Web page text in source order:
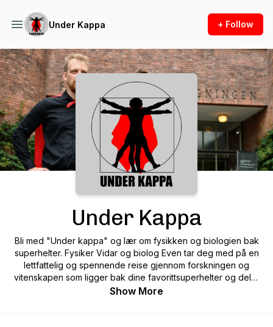
Under Kappa + Follow
Podcast Background Image
Under Kappa
Bli med "Under kappa" og lær om fysikken og biologien bak
superhelter. Fysiker Vidar og biolog Even tar deg med på en
lettfattelig og spennende reise gjennom forskningen og
vitenskapen som ligger bak dine favorittsuperhelter og deler
egne teorier om hvordan de fungerer. Hver episode vil
Show More